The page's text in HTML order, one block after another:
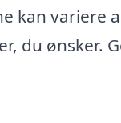
kan variere
du ønsker.